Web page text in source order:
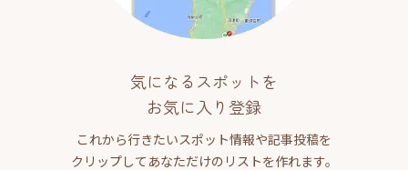
気になるスポットを
お気に入り登録
これから行きたいスポット情報や記事投稿を
クリップしてあなただけのリストを作れます。